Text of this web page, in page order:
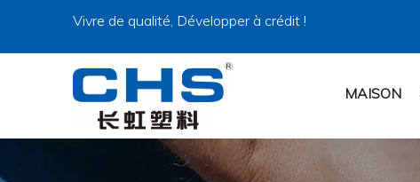
Vivre de qualité, Développer à crédit !
MAISON